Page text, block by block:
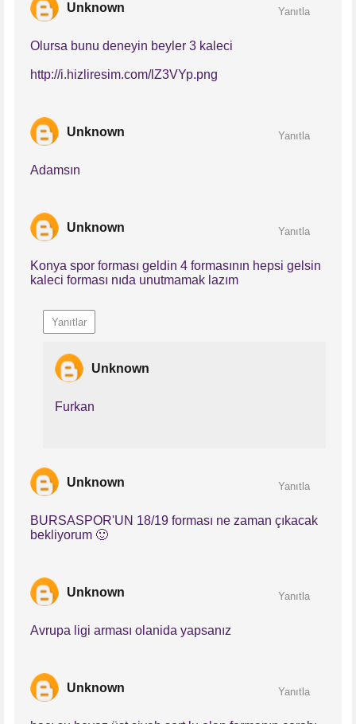
Unknown
Olursa bunu deneyin beyler 3 kaleci
http://i.hizliresim.com/lZ3VYp.png
Yanıtla
Unknown
Adamsın
Yanıtla
Unknown
Konya spor forması geldin 4 formasının hepsi gelsin
kaleci forması nıda unutmamak lazım
Yanıtla
Yanıtlar
Unknown
Furkan
Unknown
BURSASPOR'UN 18/19 forması ne zaman çıkacak
bekliyorum 🙂
Yanıtla
Unknown
Avrupa ligi arması olanida yapsanız
Yanıtla
Unknown Yanıtla